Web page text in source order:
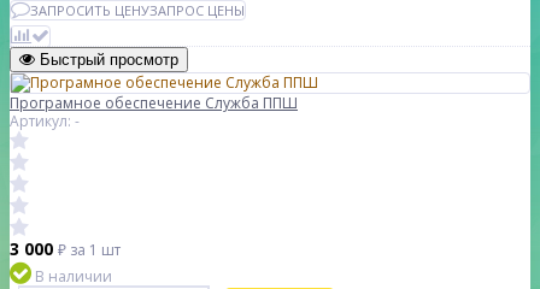
ЗАПРОСИТЬ ЦЕНУЗАПРОС ЦЕНЫ
Быстрый просмотр
Програмное обеспечение Служба ППШ
Артикул: -
3 000 ₽ за 1 шт
В наличии